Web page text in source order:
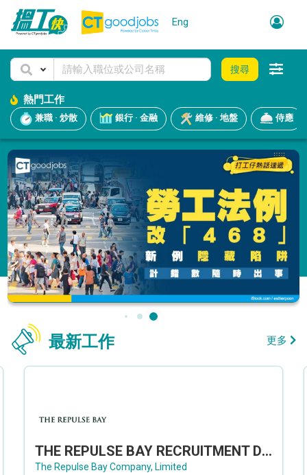
Eng
搜尋
熱門工作
兼職 · 炒散 銀行 · 金融 維修 · 地盤 侍應
最新工作 更多
THE REPULSE BAY RECRUITMENT DAY 淺水灣影灣園人才招聘會
The Repulse Bay Company, Limited